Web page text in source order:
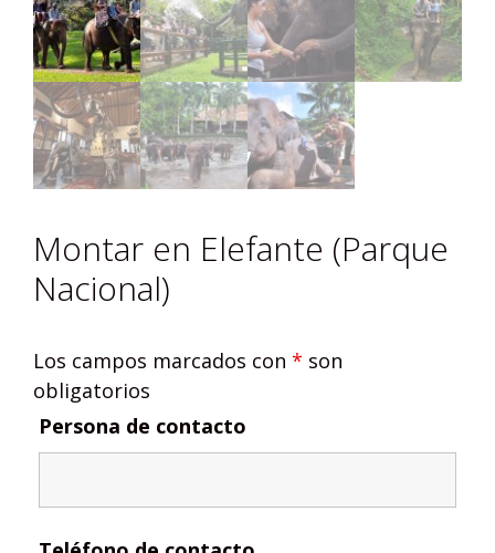
Montar en Elefante (Parque
Nacional)
Los campos marcados con * son
obligatorios
Persona de contacto